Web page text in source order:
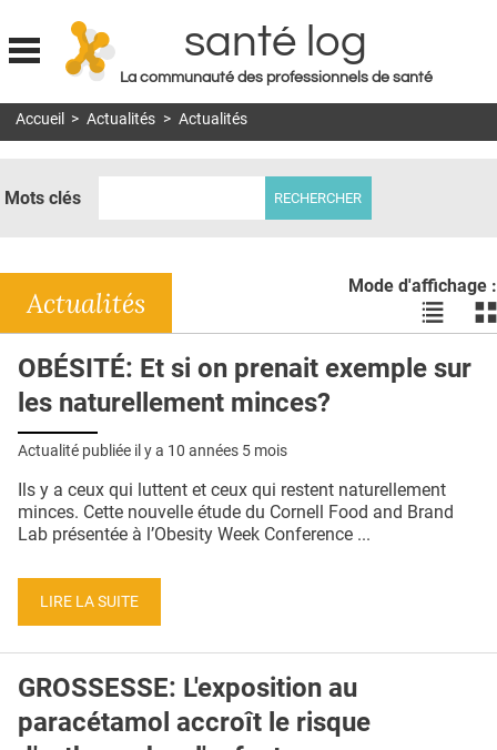
Jump to navigation
santé log
La communauté des professionnels de santé
MON COMPTE
DOSSIERS
RÉSEAUX
E-REVUE SAD
QUI SOMMES-NOUS ?
CONDITIONS GÉNÉRALES
CRÉDITS
Accueil > Actualités > Actualités
Mots clés
Mode d'affichage :
Voir
les
en
les
Actualités
OBÉSITÉ: Et si on prenait exemple sur
les naturellement minces?
Actualité publiée il y a 10 années 5 mois
Ils y a ceux qui luttent et ceux qui restent naturellement
minces. Cette nouvelle étude du Cornell Food and Brand
Lab présentée à l’Obesity Week Conference ...
LIRE LA SUITE
GROSSESSE: L'exposition au
paracétamol accroît le risque